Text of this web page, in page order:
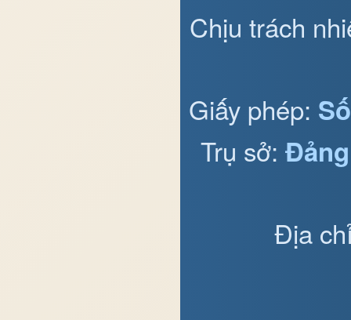
Chịu trách
Giấy phép:
Trụ sở:
Địa